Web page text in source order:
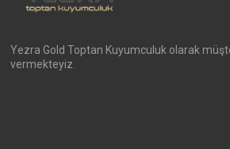
Yezra Gold Toptan Kuyumculuk olarak
vermekteyiz.